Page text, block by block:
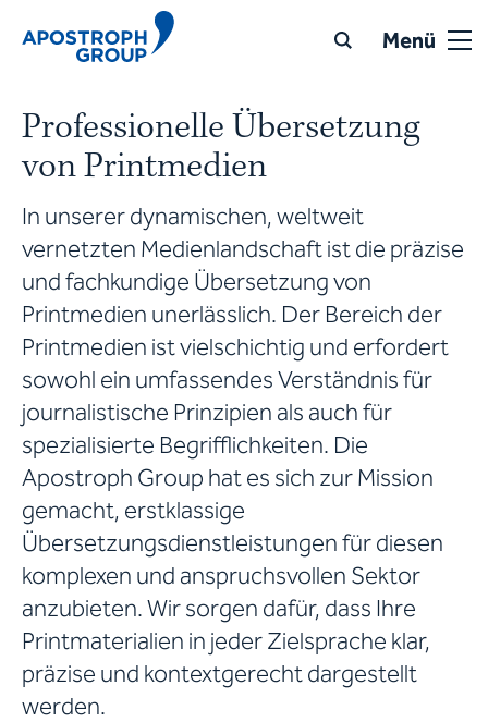
Menü
Professionelle Übersetzung
von Printmedien
In unserer dynamischen, weltweit
vernetzten Medienlandschaft ist die präzise
und fachkundige Übersetzung von
Printmedien unerlässlich. Der Bereich der
Printmedien ist vielschichtig und erfordert
sowohl ein umfassendes Verständnis für
journalistische Prinzipien als auch für
spezialisierte Begrifflichkeiten. Die
Apostroph Group hat es sich zur Mission
gemacht, erstklassige
Übersetzungsdienstleistungen für diesen
komplexen und anspruchsvollen Sektor
anzubieten. Wir sorgen dafür, dass Ihre
Printmaterialien in jeder Zielsprache klar,
präzise und kontextgerecht dargestellt
werden.